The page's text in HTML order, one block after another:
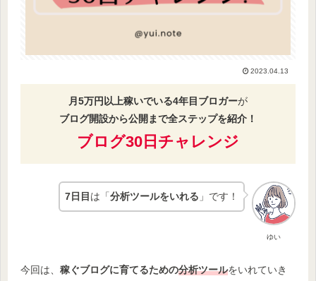
2023.04.13
月5万円以上稼いでいる4年目ブロガーが
ブログ開設から公開まで全ステップを紹介！
ブログ30日チャレンジ
ゆい
7日目 は「分析ツールをいれる 」です！
今回は、 稼ぐブログに育てるための分析ツールをいれていき